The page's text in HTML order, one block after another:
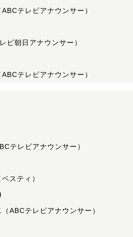
テレビアナウンサー）
ビ朝日アナウンサー）
テレビアナウンサー）
テレビアナウンサー）
スティ）
ABCテレビアナウンサー）